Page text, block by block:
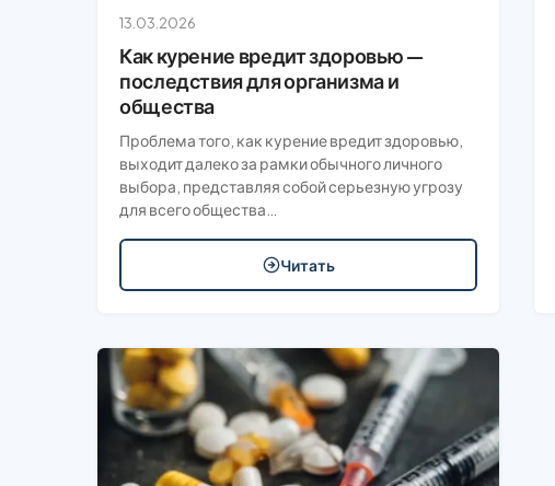
13.03.2026
Как курение вредит здоровью —
последствия для организма и
общества
Проблема того, как курение вредит здоровью,
выходит далеко за рамки обычного личного
выбора, представляя собой серьезную угрозу
для всего общества…
Читать